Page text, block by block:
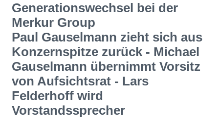
Generationswechsel bei der
Merkur Group
Paul Gauselmann zieht sich aus
Konzernspitze zurück - Michael
Gauselmann übernimmt Vorsitz
von Aufsichtsrat - Lars
Felderhoff wird
Vorstandssprecher